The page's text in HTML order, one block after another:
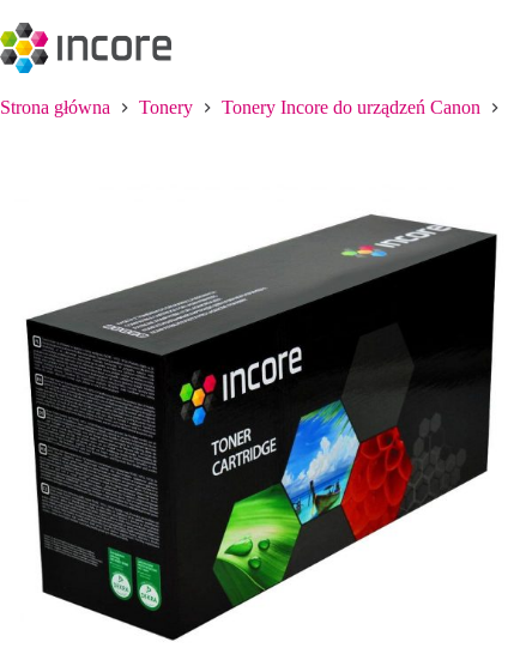
do
treści
Strona główna Tonery Tonery Incore do urządzeń Canon